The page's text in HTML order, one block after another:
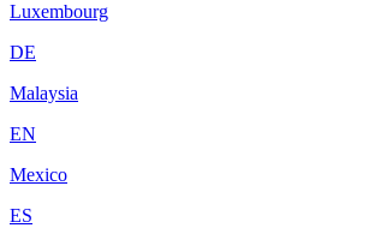
Luxembourg
DE
Malaysia
EN
Mexico
ES